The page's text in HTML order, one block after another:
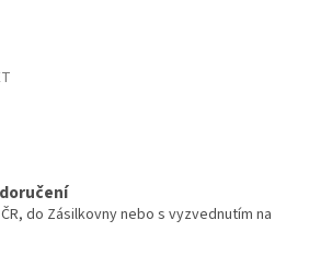
do Zásilkovny nebo s vyzvednutím na